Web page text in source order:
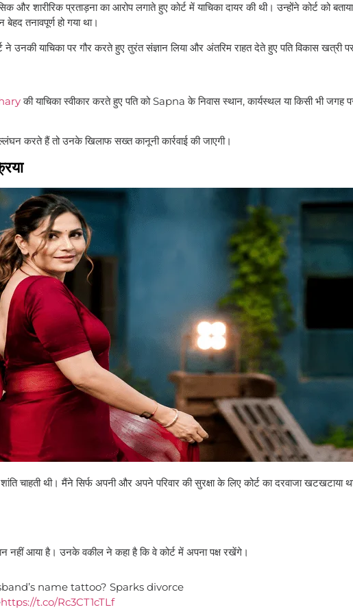
और शारीरिक प्रताड़ना का आरोप लगाते हुए कोर्ट में याचिका दायर की थी। उन्होंने कोर्ट को
तनावपूर्ण हो गया था।
ने उनकी याचिका पर गौर करते हुए तुरंत संज्ञान लिया और अंतरिम राहत देते हुए पति विकास खत्री
की याचिका स्वीकार करते हुए पति को Sapna के निवास स्थान, कार्यस्थल या किसी भी जगह
करते हैं तो उनके खिलाफ सख्त कानूनी कार्रवाई की जाएगी।
थी। मैंने सिर्फ अपनी और अपने परिवार की सुरक्षा के लिए कोर्ट का दरवाजा खटखटाया
नहीं आया है। उनके वकील ने कहा है कि वे कोर्ट में अपना पक्ष रखेंगे।
name tattoo? Sparks divorce
https://t.co/Rc3CT1cTLf